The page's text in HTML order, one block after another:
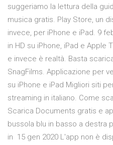
suggeriamo la lettura della
musica gratis. Play Store, un
invece, per iPhone e iPad. 9
in HD su iPhone, iPad e Apple
e invece è realtà. Basta
SnagFilms. Applicazione per
su iPhone e iPad Migliori siti
streaming in italiano. Come
Scarica Documents gratis e
bussola blu in basso a destra
in 15 gen 2020 L'app non è